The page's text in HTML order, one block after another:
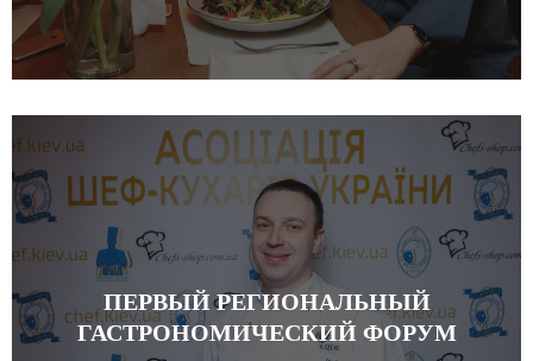
ПЕРВЫЙ РЕГИОНАЛЬНЫЙ
ГАСТРОНОМИЧЕСКИЙ ФОРУМ